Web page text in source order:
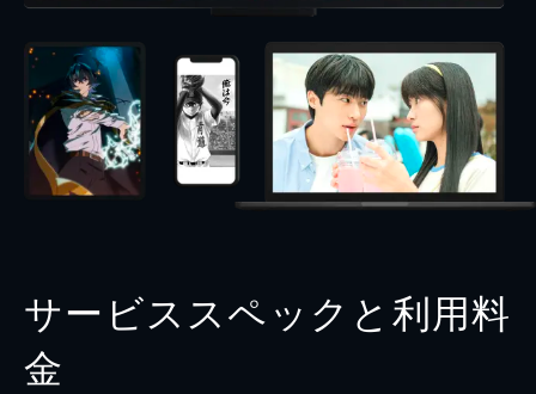
サービススペックと利用料
金